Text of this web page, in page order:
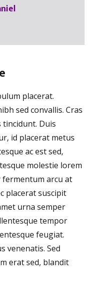
placerat.
sed convallis. Cras
tincidunt. Duis
id placerat metus
ac est sed,
molestie lorem
fermentum arcu at
placerat suscipit
urna semper
tempor
feugiat.
venenatis. Sed
erat sed, blandit